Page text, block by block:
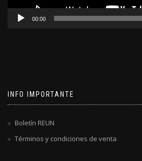
00:00
INFO IMPORTANTE
Boletín REUN
Términos y condiciones de venta